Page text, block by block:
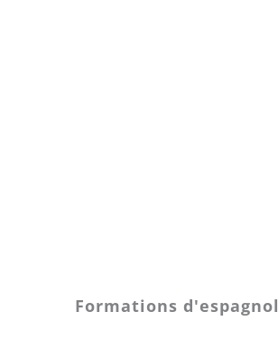
Formations d'espagnol